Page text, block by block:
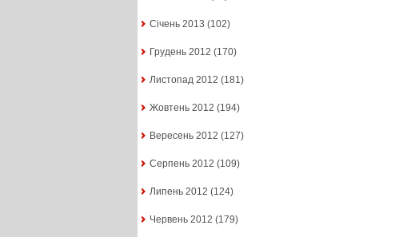
Січень 2013 (102)
Грудень 2012 (170)
Листопад 2012 (181)
Жовтень 2012 (194)
Вересень 2012 (127)
Серпень 2012 (109)
Липень 2012 (124)
Червень 2012 (179)